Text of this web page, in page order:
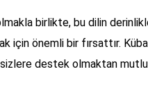
birlikte, bu dilin
için önemli bir fırsattır.
destek olmaktan